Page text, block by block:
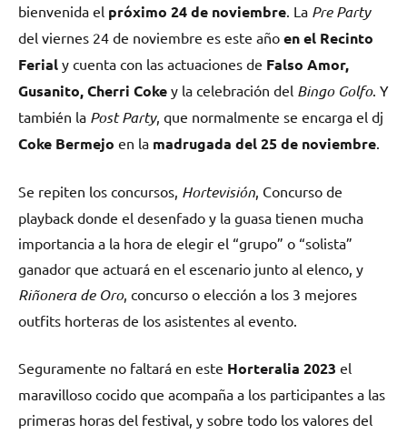
bienvenida el próximo 24 de noviembre . La Pre Party
del viernes 24 de noviembre es este año en el Recinto
Ferial y cuenta con las actuaciones de Falso Amor,
Gusanito, Cherri Coke y la celebración del Bingo Golfo. Y
también la Post Party, que normalmente se encarga el dj
Coke Bermejo en la madrugada del 25 de noviembre
Se repiten los concursos, Hortevisión , Concurso de
playback donde el desenfado y la guasa tienen mucha
importancia a la hora de elegir el “grupo” o “solista”
ganador que actuará en el escenario junto al elenco, y
Riñonera de Oro, concurso o elección a los 3 mejores
outfits horteras de los asistentes al evento.
Seguramente no faltará en este Horteralia 2023 el
maravilloso cocido que acompaña a los participantes a las
primeras horas del festival, y sobre todo los valores del